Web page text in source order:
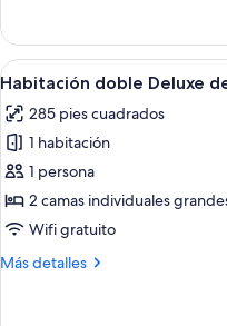
vista
al
mar
Abrir
todas
las
fotos
de
Habitación
doble
de
5
Habitación doble Deluxe
285 pies cuadrados
1 habitación
1 persona
2 camas individuales
Wifi gratuito
Más detalles
Más